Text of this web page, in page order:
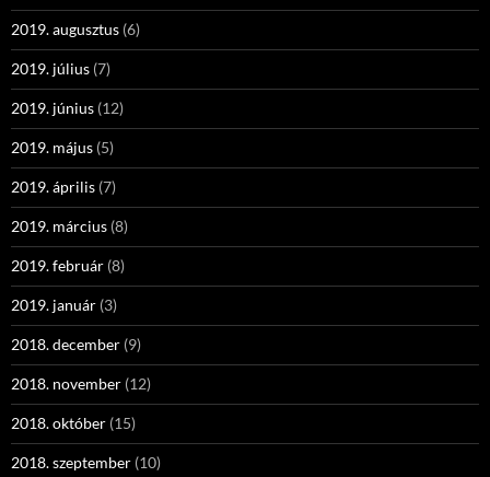
2019. augusztus (6)
2019. július (7)
2019. június (12)
2019. május (5)
2019. április (7)
2019. március (8)
2019. február (8)
2019. január (3)
2018. december (9)
2018. november (12)
2018. október (15)
2018. szeptember (10)